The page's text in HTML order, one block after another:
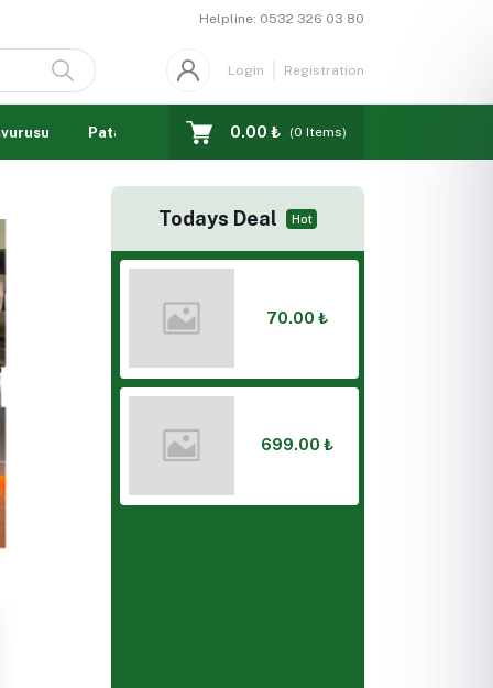
Helpline: 0532 326 03 80
Login Registration
Patates Akademisi 0.00 ₺ (0 Items)
Todays Deal Hot
70.00 ₺
699.00 ₺